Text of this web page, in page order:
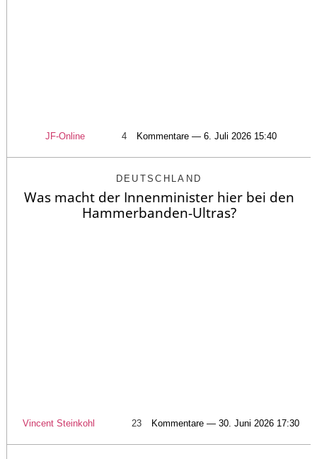
JF-Online 4 Kommentare — 6. Juli 2026 15:40
DEUTSCHLAND
Was macht der Innenminister hier bei den
Hammerbanden-Ultras?
Vincent Steinkohl 23 Kommentare — 30. Juni 2026 17:30